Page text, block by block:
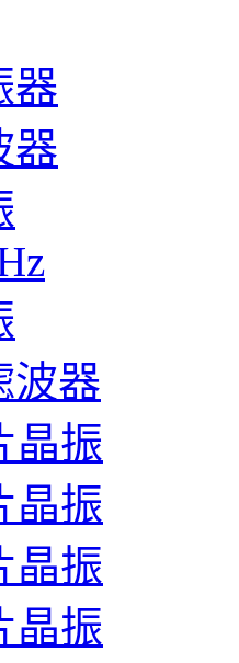
器
器
波器
晶振
晶振
晶振
晶振